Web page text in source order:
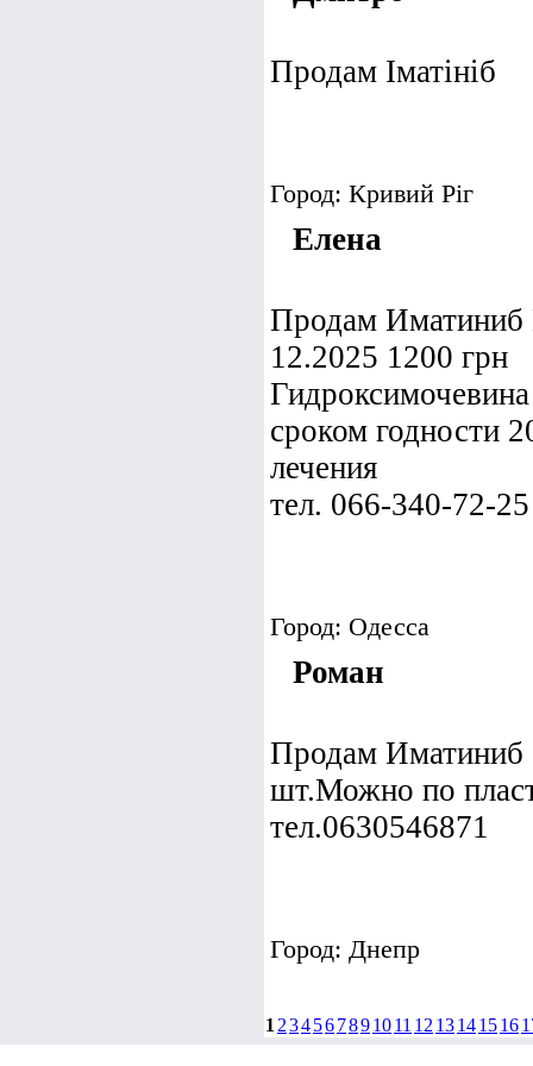
Продам Іматініб
Город: Кривий Ріг
Елена
Продам Иматиниб
12.2025 1200 грн
сроком годности
лечения
тел. 066-340-72-25
Город: Одесса
Роман
Продам Иматиниб
шт.Можно по
тел.0630546871
Город: Днепр
1 234567891011 12 13141516